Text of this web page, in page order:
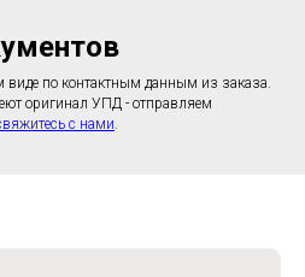
по контактным данным из заказа.
оригинал УПД - отправляем
с нами.